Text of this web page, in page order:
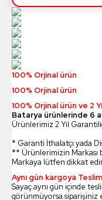
100% Orjinal ürün
100% Orjinal ürün
100% Orjinal ürün ve 2
Batarya ürünlerinde 6
Ürünlerimiz 2 Yıl
* Garanti İthalatçı yada
** Ürünlerimizin
Markaya lütfen dikkat
Aynı gün kargoya Teslim
Sayaç aynı gün içinde
görünmüyorsa